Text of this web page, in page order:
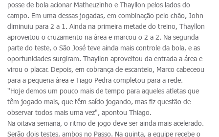
posse de bola acionar Matheuzinho e Thayllon pelos lados do
campo. Em uma dessas jogadas, em combinação pelo chão, John
diminuiu para 2 a 1. Ainda na primeira metade do treino, Thayllon
aproveitou o cruzamento na área e marcou o 2 a 2. Na segunda
parte do teste, o São José teve ainda mais controle da bola, e as
oportunidades surgiram. Thayllon aproveitou da entrada a área e
virou o placar. Depois, em cobrança de escanteio, Marco cabeceou
para a pequena área e Tiago Pedra completou para a rede.
"Hoje demos um pouco mais de tempo para aqueles atletas que
têm jogado mais, que têm saído jogando, mas fiz questão de
observar todos mais uma vez", apontou Thiago.
Na oitava semana, o ritmo de jogo deve ser ainda mais acelerado.
Serão dois testes, ambos no Passo. Na quinta, a equipe recebe o